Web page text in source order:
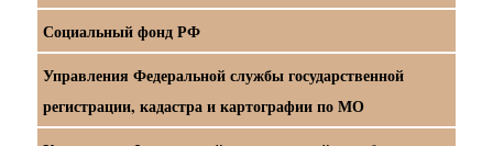
Социальный фонд РФ
Управления Федеральной службы государственной
регистрации, кадастра и картографии по МО